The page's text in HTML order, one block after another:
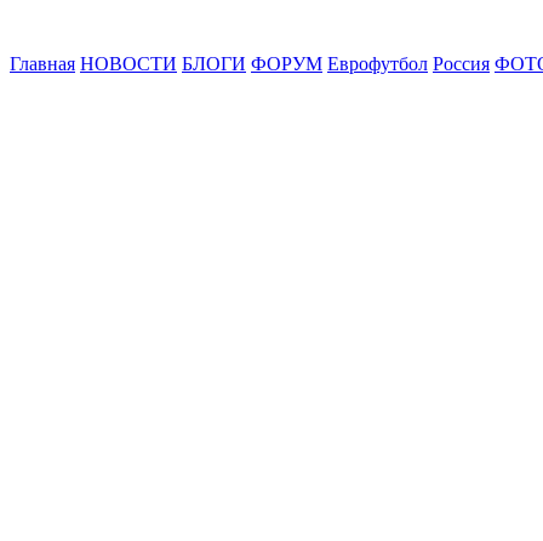
Главная НОВОСТИ БЛОГИ ФОРУМ Еврофутбол Россия